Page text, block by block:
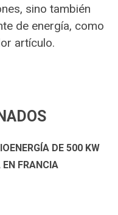
sino también
de energía, como
artículo.
DE 500 KW
FRANCIA